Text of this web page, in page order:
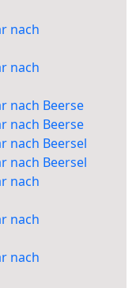
nach
nach
nach Beerse
nach Beerse
nach Beersel
nach Beersel
nach
nach
nach